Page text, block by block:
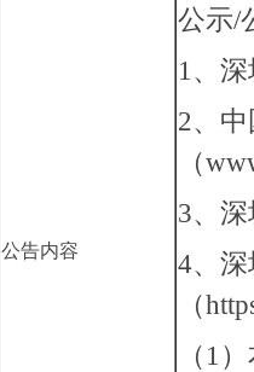
公告内容
公⽰/
1、
2、
（
3、
4、
（
（ 1